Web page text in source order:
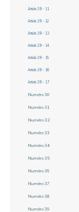
Article 29 - 11
Article 29 - 12
Article 29 - 13
Article 29 - 14
Article 29 - 15
Article 29 - 16
Article 29 - 17
Numéro 30
Numéro 31
Numéro 32
Numéro 33
Numéro 34
Numéro 35
Numéro 36
Numéro 37
Numéro 38
Numéro 39